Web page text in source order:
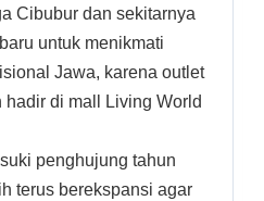
Cibubur dan sekitarnya
untuk menikmati
Jawa, karena outlet
hadir di mall Living World
penghujung tahun
terus berekspansi agar